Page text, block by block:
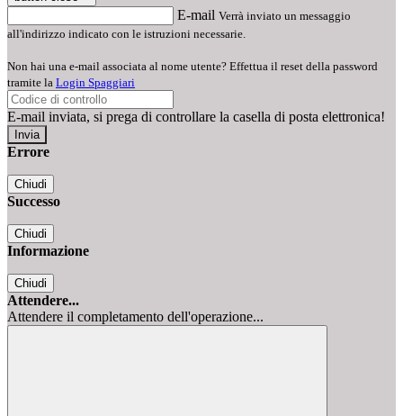
E-mail Verrà inviato un messaggio
all'indirizzo indicato con le istruzioni necessarie.
Non hai una e-mail associata al nome utente? Effettua il reset della password
tramite la Login Spaggiari
E-mail inviata, si prega di controllare la casella di posta elettronica!
Errore
Chiudi
Successo
Chiudi
Informazione
Chiudi
Attendere...
Attendere il completamento dell'operazione...